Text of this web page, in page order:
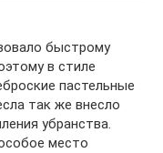
быстрому
в стиле
пастельные
так же внесло
убранства.
место